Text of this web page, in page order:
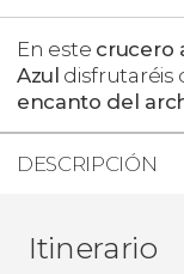
En este crucero
Azul disfrutaréis
encanto del
DESCRIPCIÓN
Itinerario